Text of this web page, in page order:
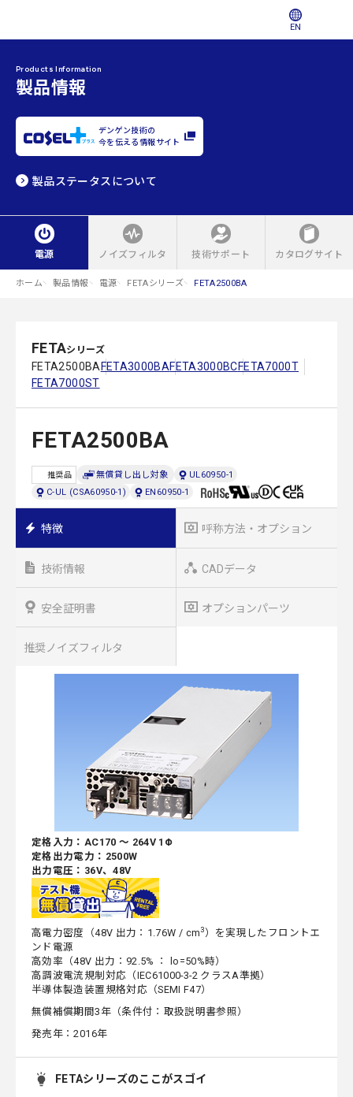
EN
Products Information
製品情報
デンゲン技術の
今を伝える情報サイト
製品ステータスについて
電源 ノイズフィルタ 技術サポート カタログサイト
ホーム 製品情報 電源 FETAシリーズ FETA2500BA
FETAシリーズ
FETA2500BA FETA3000BAFETA3000BCFETA7000T
FETA7000ST
FETA2500BA
推奨品 無償貸し出し対象
UL60950-1
C-UL (CSA60950-1)
EN60950-1
特徴 呼称方法・オプション
技術情報 CADデータ
安全証明書 オプションパーツ
推奨ノイズフィルタ
定格入力：AC170 ～ 264V 1Φ
定格出力電力：2500W
出力電圧：36V、48V
高電力密度（48V 出力：1.76W / cm3）を実現したフロントエ
ンド電源
高効率（48V 出力：92.5% ： lo=50%時）
高調波電流規制対応（IEC61000-3-2 クラスA準拠）
半導体製造装置規格対応（SEMI F47）
無償補償期間3年（条件付：取扱説明書参照）
発売年：2016年
FETAシリーズのここがスゴイ